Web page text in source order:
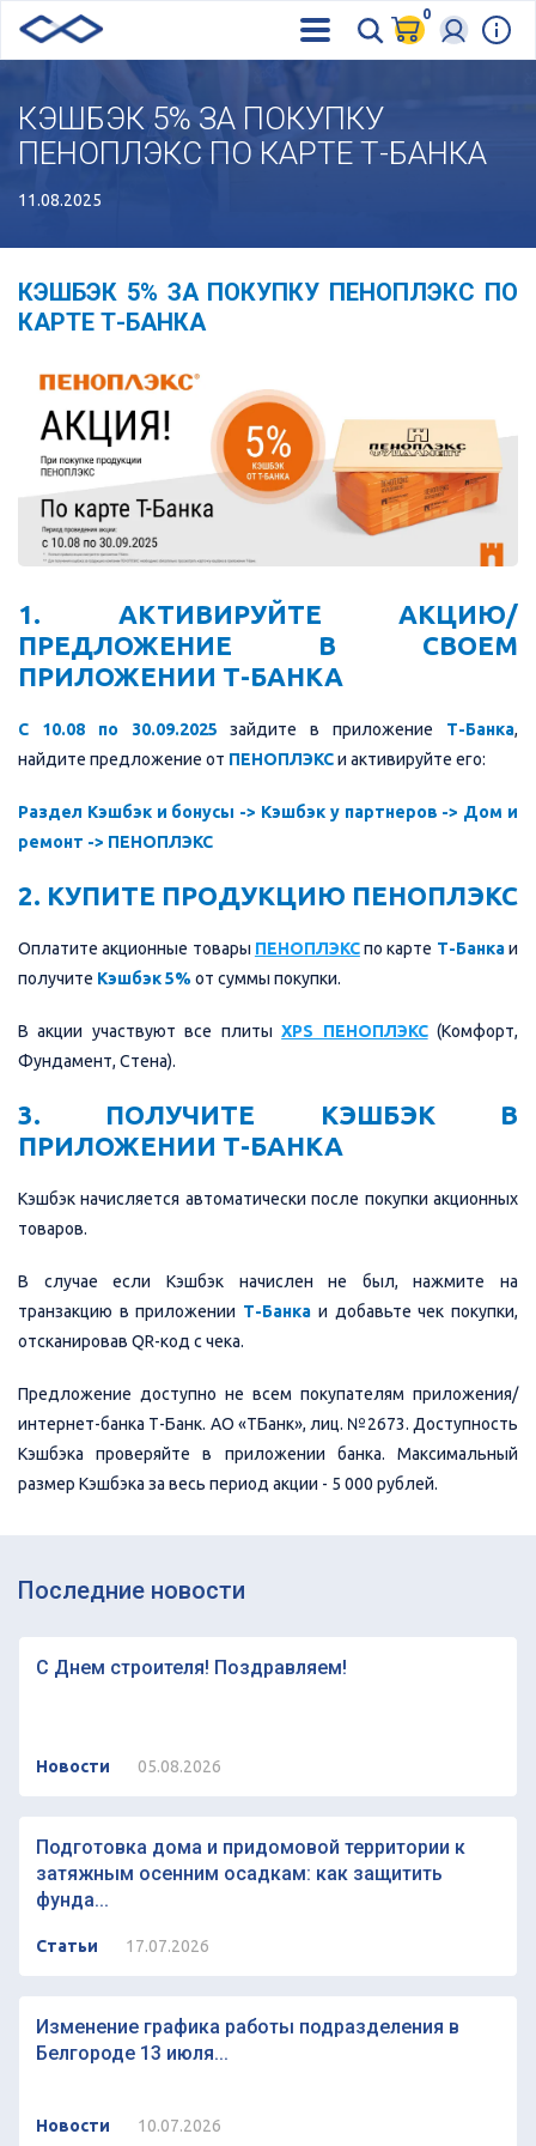
0
КЭШБЭК 5% ЗА ПОКУПКУ
ПЕНОПЛЭКС ПО КАРТЕ Т-БАНКА
11.08.2025
КЭШБЭК 5% ЗА ПОКУПКУ ПЕНОПЛЭКС ПО
КАРТЕ Т-БАНКА
1. АКТИВИРУЙТЕ АКЦИЮ/
ПРЕДЛОЖЕНИЕ В СВОЕМ
ПРИЛОЖЕНИИ Т-БАНКА
С 10.08 по 30.09.2025 зайдите в приложение Т-Банка,
найдите предложение от ПЕНОПЛЭКСи активируйте его:
Раздел Кэшбэк и бонусы -> Кэшбэк у партнеров -> Дом и
ремонт -> ПЕНОПЛЭКС
2. КУПИТЕ ПРОДУКЦИЮ ПЕНОПЛЭКС
Оплатите акционные товары ПЕНОПЛЭКС по карте Т-Банкаи
получите Кэшбэк 5% от суммы покупки.
В акции участвуют все плитыXPS ПЕНОПЛЭКС(Комфорт,
Фундамент, Стена).
3. ПОЛУЧИТЕ КЭШБЭК В
ПРИЛОЖЕНИИ Т-БАНКА
Кэшбэк начисляется автоматически после покупки акционных
товаров.
В случае если Кэшбэк начислен не был, нажмите на
транзакцию в приложении Т-Банка и добавьте чек покупки,
отсканировав QR-код с чека.
Предложение доступно не всем покупателям приложения/
интернет-банка Т-Банк. АО «ТБанк», лиц. №2673. Доступность
Кэшбэка проверяйте в приложении банка. Максимальный
размер Кэшбэка за весь период акции - 5 000 рублей.
Последние новости
С Днем строителя! Поздравляем!
Новости 05.08.2026
Подготовка дома и придомовой территории к
затяжным осенним осадкам: как защитить
фунда...
Статьи 17.07.2026
Изменение графика работы подразделения в
Белгороде 13 июля...
Новости 10.07.2026